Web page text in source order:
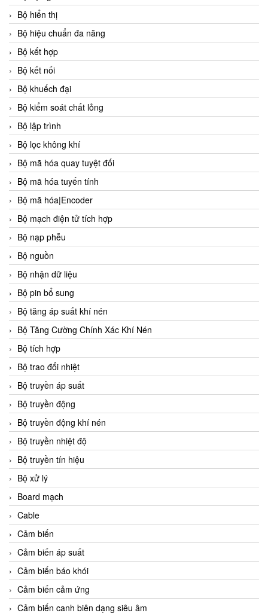
Bộ hiển thị
Bộ hiệu chuẩn đa năng
Bộ kết hợp
Bộ kết nối
Bộ khuếch đại
Bộ kiểm soát chất lỏng
Bộ lập trình
Bộ lọc không khí
Bộ mã hóa quay tuyệt đối
Bộ mã hóa tuyến tính
Bộ mã hóa|Encoder
Bộ mạch điện tử tích hợp
Bộ nạp phễu
Bộ nguồn
Bộ nhận dữ liệu
Bộ pin bổ sung
Bộ tăng áp suất khí nén
Bộ Tăng Cường Chính Xác Khí Nén
Bộ tích hợp
Bộ trao đổi nhiệt
Bộ truyền áp suất
Bộ truyền động
Bộ truyền động khí nén
Bộ truyền nhiệt độ
Bộ truyền tín hiệu
Bộ xử lý
Board mạch
Cable
Cảm biến
Cảm biến áp suất
Cảm biến báo khói
Cảm biến cảm ứng
Cảm biến canh biên dạng siêu âm